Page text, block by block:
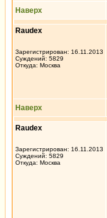
Наверх
Raudex
Зарегистрирован: 16.11.2013
Суждений: 5829
Откуда: Москва
Наверх
Raudex
Зарегистрирован: 16.11.2013
Суждений: 5829
Откуда: Москва